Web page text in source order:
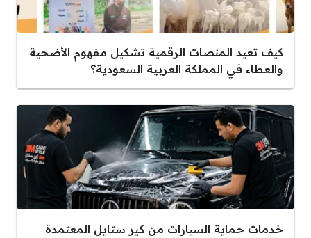
كيف تعيد المنصات الرقمية تشكيل مفهوم الأضحية
والعطاء في المملكة العربية السعودية؟
خدمات حماية السيارات من كير ستايل المعتمدة